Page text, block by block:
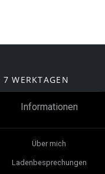
WERKTAGEN
Informationen
Über mich
Ladenbesprechungen